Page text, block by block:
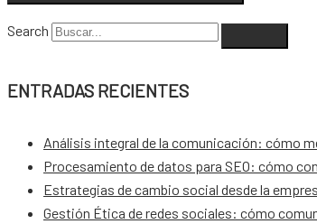
Search
ENTRADAS RECIENTES
Análisis integral de la comunicación: cómo
Procesamiento de datos para SEO: cómo
Estrategias de cambio social desde la
Gestión Ética de redes sociales: cómo